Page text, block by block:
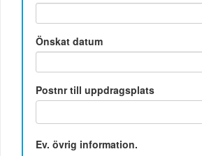
Önskat datum
Postnr till uppdragsplats
Ev. övrig information.